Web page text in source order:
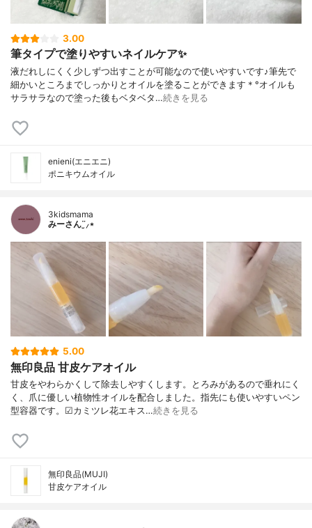
3.00
筆タイプで塗りやすいネイルケア✨
液だれしにくく少しずつ出すことが可能なので使いやすいです♪筆先で
細かいところまでしっかりとオイルを塗ることができます＊°オイルも
サラサラなので塗った後もベタベタ…続きを見る
enieni(エニエニ)
ポニキウムオイル
3kidsmama
みーさん¨̮⸝⋆
5.00
無印良品 甘皮ケアオイル
甘皮をやわらかくして除去しやすくします。とろみがあるので垂れにく
く、爪に優しい植物性オイルを配合しました。指先にも使いやすいペン
型容器です。☑︎カミツレ花エキス…続きを見る
無印良品(MUJI)
甘皮ケアオイル